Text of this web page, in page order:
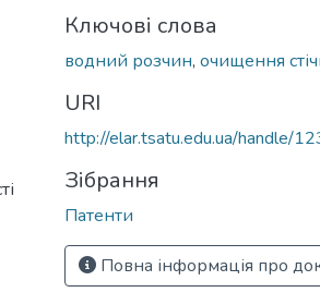
Ключові слова
водний розчин, очищення
URI
http://elar.tsatu.edu.ua/handle/
Зібрання
Патенти
Повна інформація про